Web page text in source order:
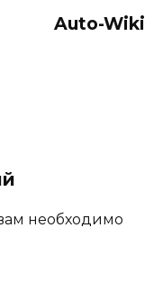
Auto-Wiki
необходимо